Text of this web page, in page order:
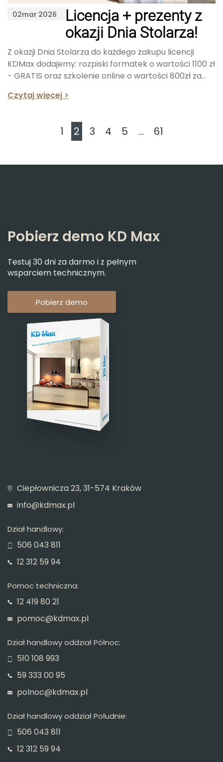
02mar 2026
Licencja + prezenty z
okazji Dnia Stolarza!
Z okazji Dnia Stolarza do każdego zakupu licencji
KDMax dodajemy: rozpiski formatek o wartości 1100 zł
- GRATIS oraz szkolenie online o wartości 800zł za...
Czytaj więcej >
1 2 3 4 5 ... 61
Pobierz demo KD Max
Testuj 30 dni za darmo i z pełnym
wsparciem technicznym.
Pobierz demo
Ciepłownicza 23, 31-574 Kraków
info@kdmax.pl
Dział handlowy:
506 043 811
12 312 59 94
Pomoc techniczna:
12 419 80 21
pomoc@kdmax.pl
Dział handlowy oddział Północ:
510 108 993
59 333 00 95
polnoc@kdmax.pl
Dział handlowy oddział Południe:
506 043 811
12 312 59 94